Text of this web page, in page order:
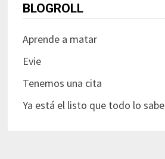
BLOGROLL
Aprende a matar
Evie
Tenemos una cita
Ya está el listo que todo lo sabe